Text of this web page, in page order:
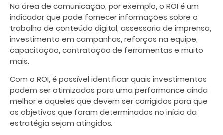
Na área de comunicação, por exemplo, o ROI é um
indicador que pode fornecer informações sobre o
trabalho de conteúdo digital, assessoria de imprensa,
investimento em campanhas, reforços na equipe,
capacitação, contratação de ferramentas e muito
mais.
Com o ROI, é possível identificar quais investimentos
podem ser otimizados para uma performance ainda
melhor e aqueles que devem ser corrigidos para que
os objetivos que foram determinados no início da
estratégia sejam atingidos.